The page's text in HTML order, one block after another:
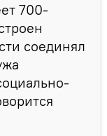
700-
соединял